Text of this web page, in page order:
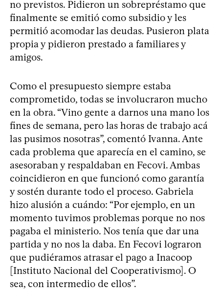
no previstos. Pidieron un sobrepréstamo que
finalmente se emitió como subsidio y les
permitió acomodar las deudas. Pusieron plata
propia y pidieron prestado a familiares y
amigos.
Como el presupuesto siempre estaba
comprometido, todas se involucraron mucho
en la obra. “Vino gente a darnos una mano los
fines de semana, pero las horas de trabajo acá
las pusimos nosotras”, comentó Ivanna. Ante
cada problema que aparecía en el camino, se
asesoraban y respaldaban en Fecovi. Ambas
coincidieron en que funcionó como garantía
y sostén durante todo el proceso. Gabriela
hizo alusión a cuándo: “Por ejemplo, en un
momento tuvimos problemas porque no nos
pagaba el ministerio. Nos tenía que dar una
partida y no nos la daba. En Fecovi lograron
que pudiéramos atrasar el pago a Inacoop
[Instituto Nacional del Cooperativismo]. O
sea, con intermedio de ellos”.